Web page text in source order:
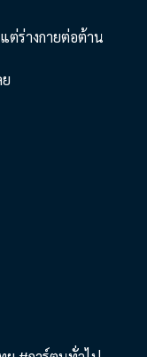
ต่ร่างกายต่อต้าน